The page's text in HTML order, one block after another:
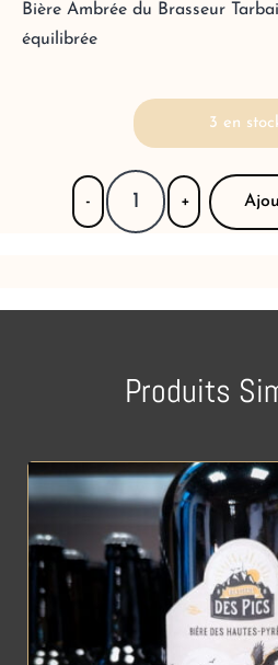
Bière Ambrée du Brasseur
équilibrée
3 en
- +
Produits